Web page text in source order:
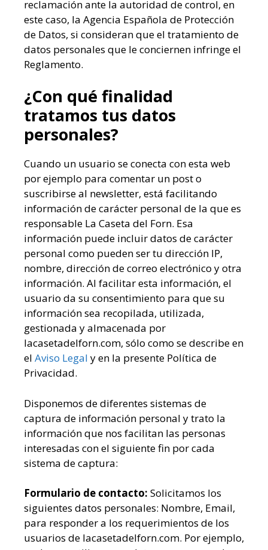
reclamación ante la autoridad de control, en
este caso, la Agencia Española de Protección
de Datos, si consideran que el tratamiento de
datos personales que le conciernen infringe el
Reglamento.
¿Con qué finalidad
tratamos tus datos
personales?
Cuando un usuario se conecta con esta web
por ejemplo para comentar un post o
suscribirse al newsletter, está facilitando
información de carácter personal de la que es
responsable La Caseta del Forn. Esa
información puede incluir datos de carácter
personal como pueden ser tu dirección IP,
nombre, dirección de correo electrónico y otra
información. Al facilitar esta información, el
usuario da su consentimiento para que su
información sea recopilada, utilizada,
gestionada y almacenada por
lacasetadelforn.com, sólo como se describe en
el Aviso Legal y en la presente Política de
Privacidad.
Disponemos de diferentes sistemas de
captura de información personal y trato la
información que nos facilitan las personas
interesadas con el siguiente fin por cada
sistema de captura:
Formulario de contacto: Solicitamos los
siguientes datos personales: Nombre, Email,
para responder a los requerimientos de los
usuarios de lacasetadelforn.com. Por ejemplo,